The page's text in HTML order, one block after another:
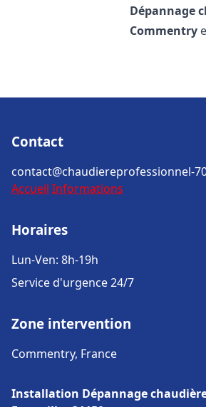
Dépannage
Commentry
Contact
contact@chaudiereprofessionnel-
Accueil Informations
Horaires
Lun-Ven: 8h-19h
Service d'urgence 24/7
Zone intervention
Commentry, France
Installation Dépannage